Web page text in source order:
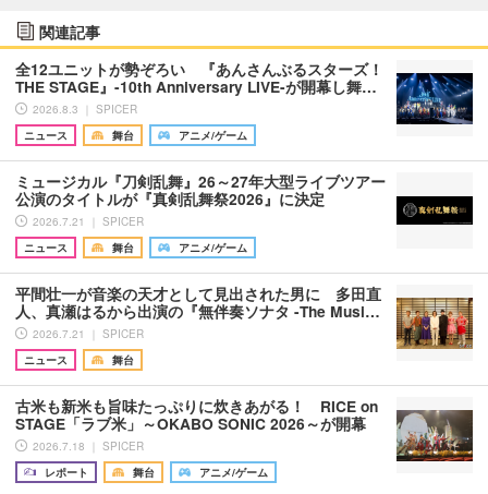
関連記事
全12ユニットが勢ぞろい 『あんさんぶるスターズ！
THE STAGE』-10th Anniversary LIVE-が開幕し舞…
2026.8.3 ｜ SPICER
ニュース
舞台 アニメ/ゲーム
ミュージカル『刀剣乱舞』26～27年大型ライブツアー
公演のタイトルが『真剣乱舞祭2026』に決定
2026.7.21 ｜ SPICER
ニュース
舞台 アニメ/ゲーム
平間壮一が音楽の天才として見出された男に 多田直
人、真瀬はるから出演の『無伴奏ソナタ -The Musi…
2026.7.21 ｜ SPICER
ニュース
舞台
古米も新米も旨味たっぷりに炊きあがる！ RICE on
STAGE「ラブ米」～OKABO SONIC 2026～が開幕
2026.7.18 ｜ SPICER
レポート
舞台 アニメ/ゲーム